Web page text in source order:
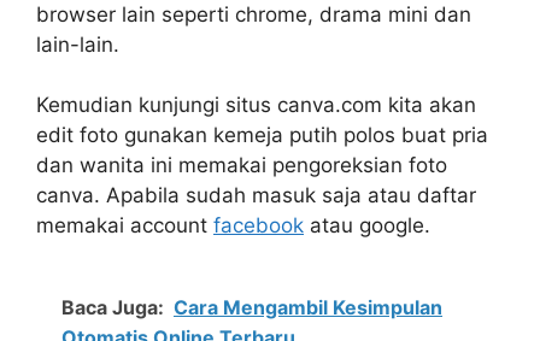
browser lain seperti chrome, drama mini dan
lain-lain.
Kemudian kunjungi situs canva.com kita akan
edit foto gunakan kemeja putih polos buat pria
dan wanita ini memakai pengoreksian foto
canva. Apabila sudah masuk saja atau daftar
memakai account facebook atau google.
Baca Juga: Cara Mengambil Kesimpulan